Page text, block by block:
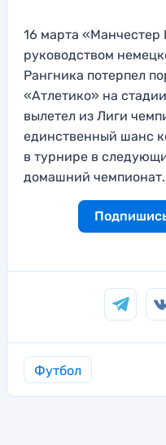
16 марта
руководством
Рангника потерпел
«Атлетико» на
вылетел из Лиги
единственный шанс
в турнире в
домашний чемпионат.
Футбол